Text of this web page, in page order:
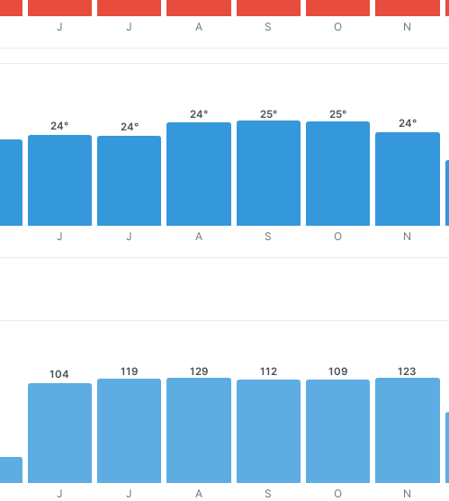
J J A S O N
24°
J
24°
J
24°
A
25°
S
25°
O
24°
N
104
J
119
J
129
A
112
S
109
O
123
N